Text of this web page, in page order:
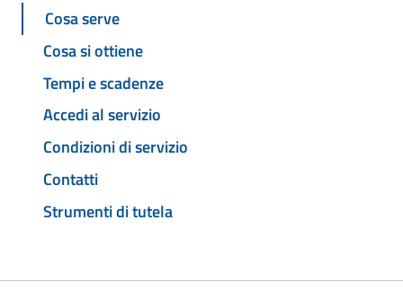
Cosa serve
Cosa si ottiene
Tempi e scadenze
Accedi al servizio
Condizioni di servizio
Contatti
Strumenti di tutela